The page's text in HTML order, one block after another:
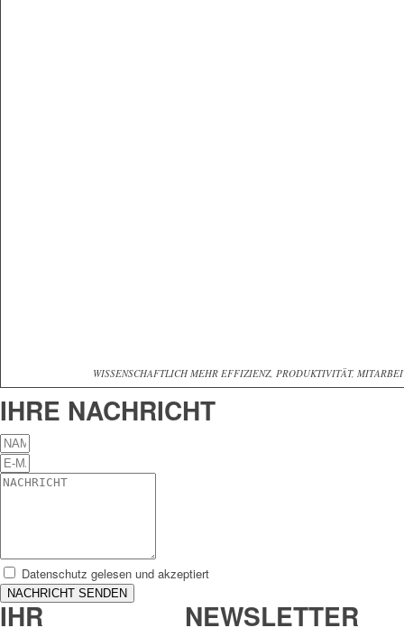
WISSENSCHAFTLICH MEHR EFFIZIENZ, PRODUKTIVITÄT,
IHRE NACHRICHT
Datenschutz gelesen und akzeptiert
NACHRICHT SENDEN
IHR NEWSLETTER